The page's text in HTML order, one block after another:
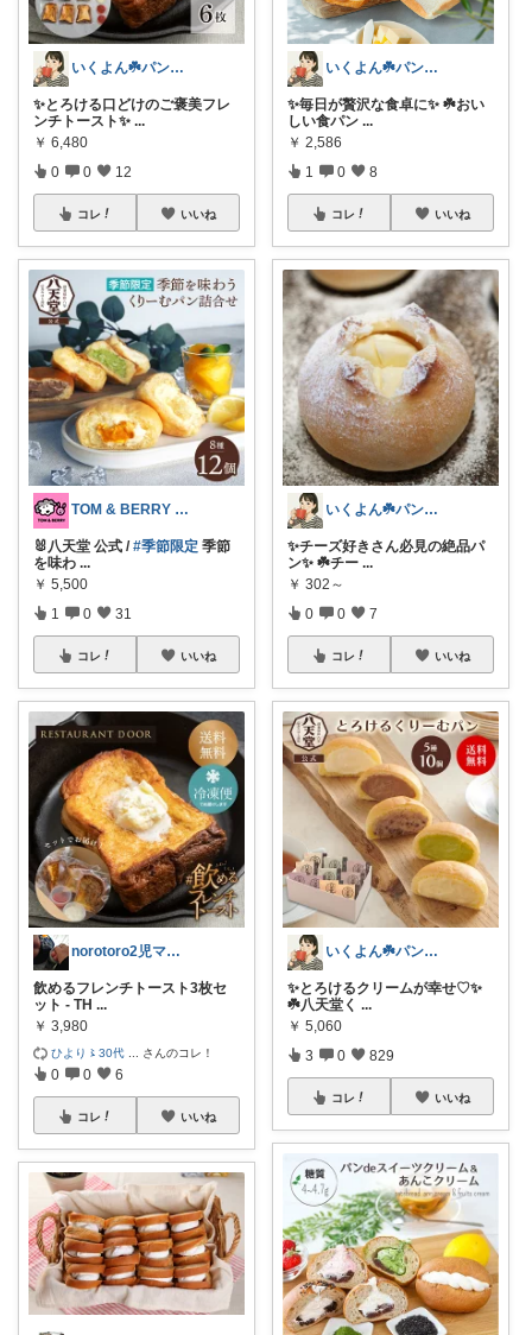
いくよん☘️パンのある暮らし✨
✨とろける口どけのご褒美フレ
ンチトースト✨ ...
￥ 6,480
0 0 12
コレ いいね
TOM & BERRY 🐶🐰💕
🐰八天堂 公式 /#季節限定 季節
を味わ ...
￥ 5,500
1 0 31
コレ いいね
norotoro2児ママ7/28経由感謝
飲めるフレンチトースト3枚セ
ット - TH ...
￥ 3,980
ひより〻30代 さんのコレ！
0 0 6
コレ いいね
いくよん☘️パンのある暮らし✨
✨毎日が贅沢な食卓に✨ ☘️おい
しい食パン ...
￥ 2,586
1 0 8
コレ いいね
いくよん☘️パンのある暮らし✨
✨チーズ好きさん必見の絶品パ
ン✨ ☘️チー ...
￥ 302～
0 0 7
コレ いいね
いくよん☘️パンのある暮らし✨
✨とろけるクリームが幸せ♡✨
☘️八天堂く ...
￥ 5,060
3 0 829
コレ いいね